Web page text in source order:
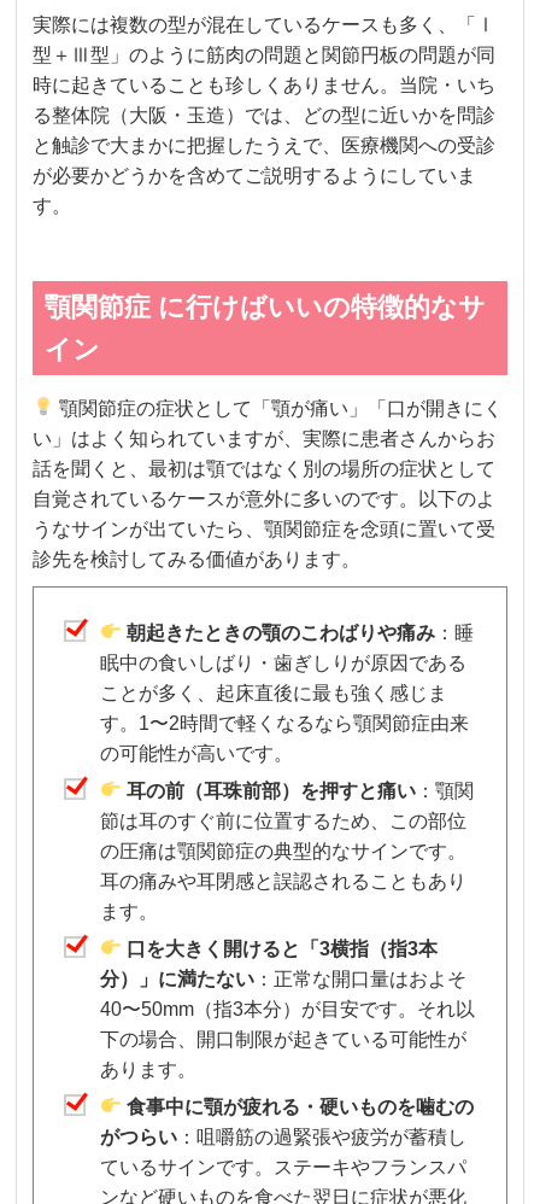
実際には複数の型が混在しているケースも多く、「Ⅰ
型＋Ⅲ型」のように筋肉の問題と関節円板の問題が同
時に起きていることも珍しくありません。当院・いち
る整体院（大阪・玉造）では、どの型に近いかを問診
と触診で大まかに把握したうえで、医療機関への受診
が必要かどうかを含めてご説明するようにしていま
す。
顎関節症 に行けばいいの特徴的なサ
イン
顎関節症の症状として「顎が痛い」「口が開きにく
い」はよく知られていますが、実際に患者さんからお
話を聞くと、最初は顎ではなく別の場所の症状として
自覚されているケースが意外に多いのです。以下のよ
うなサインが出ていたら、顎関節症を念頭に置いて受
診先を検討してみる価値があります。
朝起きたときの顎のこわばりや痛み ：睡
眠中の食いしばり・歯ぎしりが原因である
ことが多く、起床直後に最も強く感じま
す。1〜2時間で軽くなるなら顎関節症由来
の可能性が高いです。
耳の前（耳珠前部）を押すと痛い ：顎関
節は耳のすぐ前に位置するため、この部位
の圧痛は顎関節症の典型的なサインです。
耳の痛みや耳閉感と誤認されることもあり
ます。
口を大きく開けると「3横指（指3本
分）」に満たない ：正常な開口量はおよそ
40〜50mm（指3本分）が目安です。それ以
下の場合、開口制限が起きている可能性が
あります。
食事中に顎が疲れる・硬いものを噛むの
がつらい ：咀嚼筋の過緊張や疲労が蓄積し
ているサインです。ステーキやフランスパ
ンなど硬いものを食べた翌日に症状が悪化